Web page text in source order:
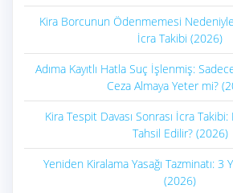
Kira Borcunun Ödenmemesi
İcra Takibi (2026)
Adıma Kayıtlı Hatla Suç İşlenmiş:
Ceza Almaya Yeter mi?
Kira Tespit Davası Sonrası İcra Takibi:
Tahsil Edilir? (2026)
Yeniden Kiralama Yasağı Tazminatı: 3
(2026)